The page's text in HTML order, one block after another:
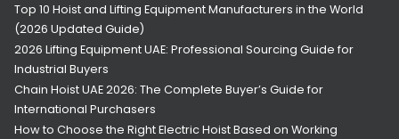
Top 10 Hoist and Lifting Equipment Manufacturers in the World
(2026 Updated Guide)
2026 Lifting Equipment UAE: Professional Sourcing Guide for
Industrial Buyers
Chain Hoist UAE 2026: The Complete Buyer’s Guide for
International Purchasers
How to Choose the Right Electric Hoist Based on Working